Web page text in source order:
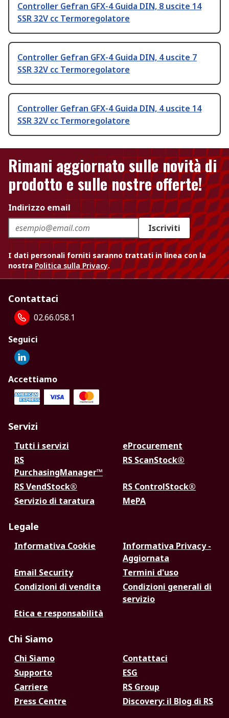
Controller Gefran GFX-4 Guida DIN, 8 uscite 14
SSR 32V cc Termoregolatore
Controller Gefran GFX-4 Guida DIN, 4 uscite 7
SSR 32V cc Termoregolatore
Controller Gefran GFX-4 Guida DIN, 4 uscite 14
SSR 32V cc Termoregolatore
Rimani aggiornato sulle novità di
prodotto e sulle nostre offerte!
Indirizzo email
Iscriviti
I dati personali forniti saranno trattati in linea con la
nostra Politica sulla Privacy.
Contattaci
02.66.058.1
Seguici
Accettiamo
Servizi
Tutti i servizi
eProcurement
RS
PurchasingManager™
RS ScanStock®
RS VendStock®
RS ControlStock®
Servizio di taratura
MePA
Legale
Informativa Cookie
Informativa Privacy -
Aggiornata
Email Security
Termini d'uso
Condizioni di vendita
Condizioni generali di
servizio
Etica e responsabilità
Chi Siamo
Chi Siamo
Contattaci
Supporto
ESG
Carriere
RS Group
Press Centre
Discovery: il Blog di RS